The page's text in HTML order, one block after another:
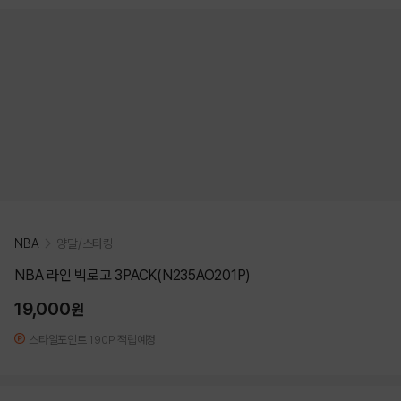
NBA 양말/스타킹
NBA 라인 빅로고 3PACK(N235AO201P)
19,000원
스타일포인트 190P 적립예정